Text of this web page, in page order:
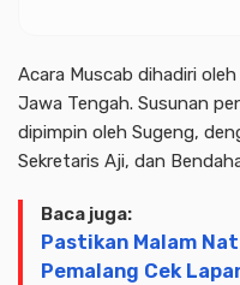
Acara Muscab dihadiri
Jawa Tengah. Susunan
dipimpin oleh Sugeng,
Sekretaris Aji, dan
Baca juga:
Pastikan Malam
Pemalang Cek